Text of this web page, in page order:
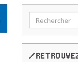
Search for:
/